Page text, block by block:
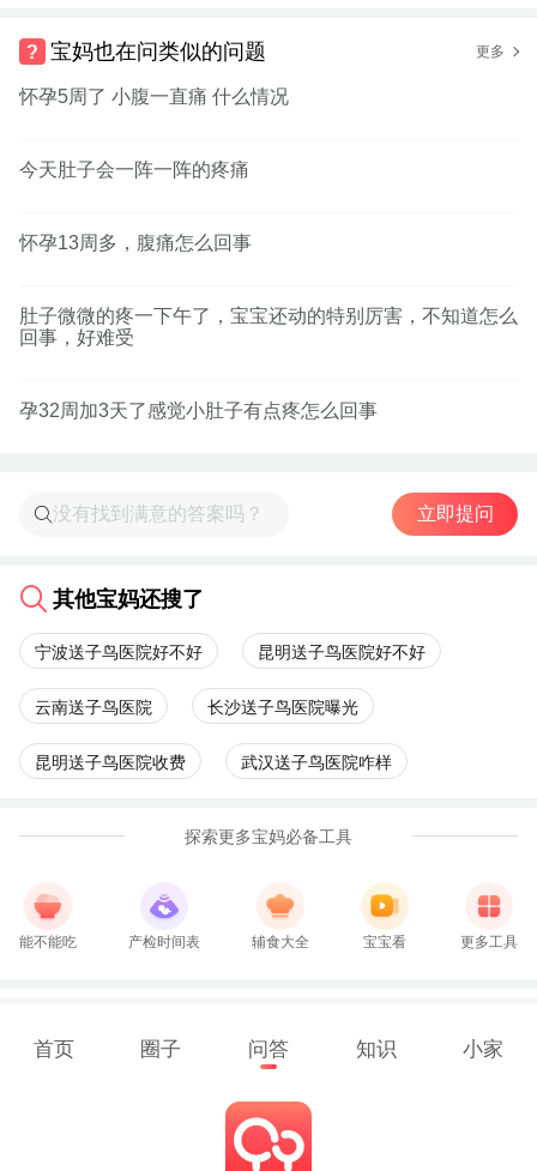
宝妈也在问类似的问题 更多
怀孕5周了 小腹一直痛 什么情况
今天肚子会一阵一阵的疼痛
怀孕13周多，腹痛怎么回事
肚子微微的疼一下午了，宝宝还动的特别厉害，不知道怎么
回事，好难受
孕32周加3天了感觉小肚子有点疼怎么回事
立即提问
其他宝妈还搜了
宁波送子鸟医院好不好 昆明送子鸟医院好不好
云南送子鸟医院 长沙送子鸟医院曝光
昆明送子鸟医院收费 武汉送子鸟医院咋样
探索更多宝妈必备工具
能不能吃 产检时间表 辅食大全 宝宝看 更多工具
首页 圈子 问答 知识 小家